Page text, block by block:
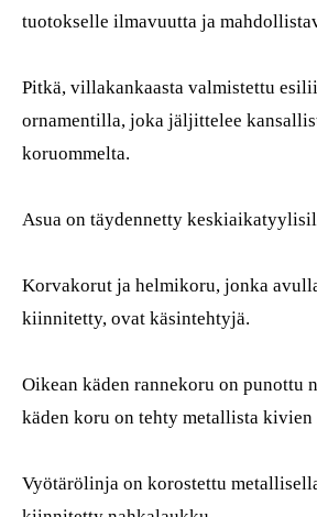
tuotokselle ilmavuutta ja
Pitkä, villakankaasta valmistettu
ornamentilla, joka jäljittelee
koruommelta.
Asua on täydennetty
Korvakorut ja helmikoru, jonka
kiinnitetty, ovat käsintehtyjä.
Oikean käden rannekoru on punottu
käden koru on tehty metallista kivien
Vyötärölinja on korostettu